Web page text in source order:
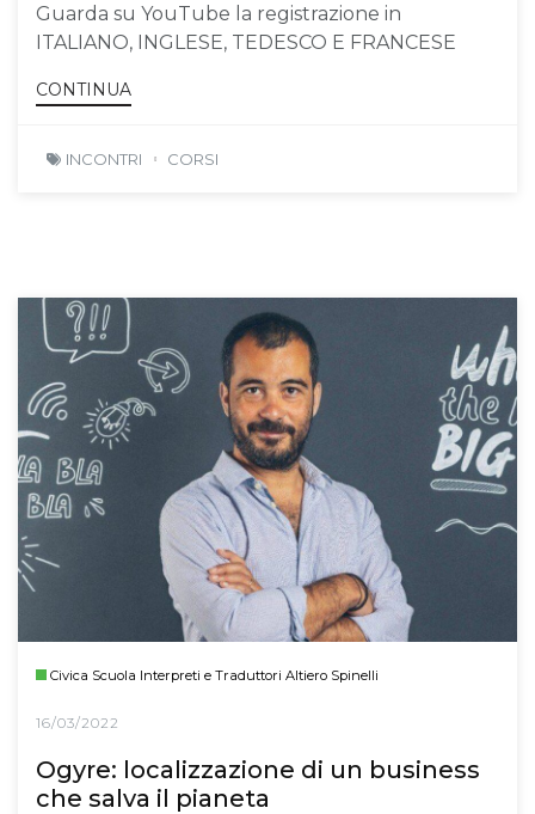
Guarda su YouTube la registrazione in
ITALIANO, INGLESE, TEDESCO E FRANCESE
CONTINUA
INCONTRI CORSI
Civica Scuola Interpreti e Traduttori Altiero Spinelli
16/03/2022
Ogyre: localizzazione di un business
che salva il pianeta